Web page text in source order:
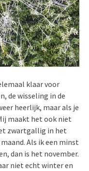
klaar voor
de wisseling in de
heerlijk, maar als je
maakt het ook niet
zwartgallig in het
Als ik een minst
dan is het november.
niet echt winter en